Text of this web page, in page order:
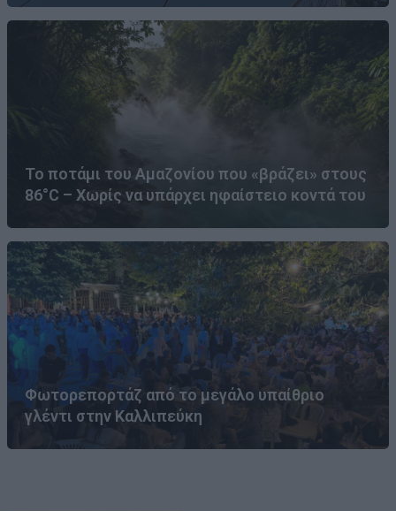
Το ποτάμι του Αμαζονίου που «βράζει» στους
86°C – Χωρίς να υπάρχει ηφαίστειο κοντά του
Φωτορεπορτάζ από το μεγάλο υπαίθριο
γλέντι στην Καλλιπεύκη